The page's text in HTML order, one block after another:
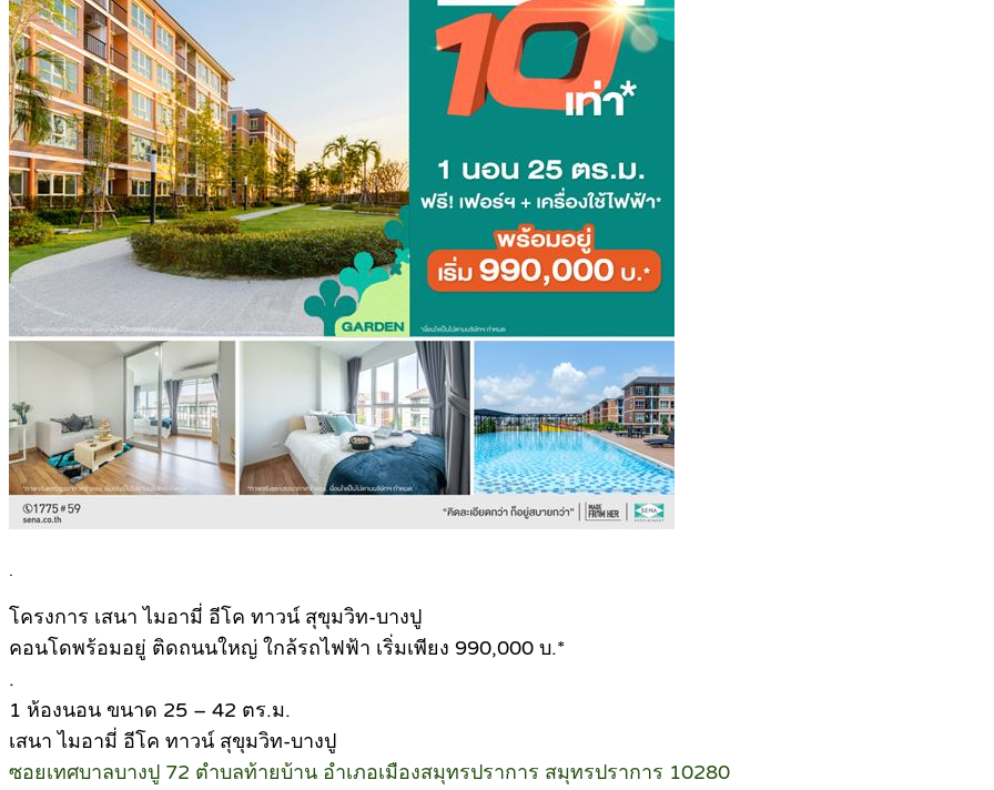
.
โครงการ เสนา ไมอามี่ อีโค ทาวน์ สุขุมวิท-บางปู
คอนโดพร้อมอยู่ ติดถนนใหญ่ ใกล้รถไฟฟ้า เริ่มเพียง 990,000 บ.*
.
1 ห้องนอน ขนาด 25 – 42 ตร.ม.
เสนา ไมอามี่ อีโค ทาวน์ สุขุมวิท-บางปู
ซอยเทศบาลบางปู 72 ตำบลท้ายบ้าน อำเภอเมืองสมุทรปราการ สมุทรปราการ 10280